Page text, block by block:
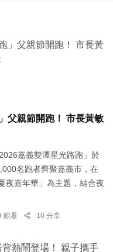
父親節開跑！ 市長黃敏
嘉義雙潭星光路跑」於
名跑者齊聚嘉義市，在
夜嘉年華」為主題，結合夜
觀看 10 分享